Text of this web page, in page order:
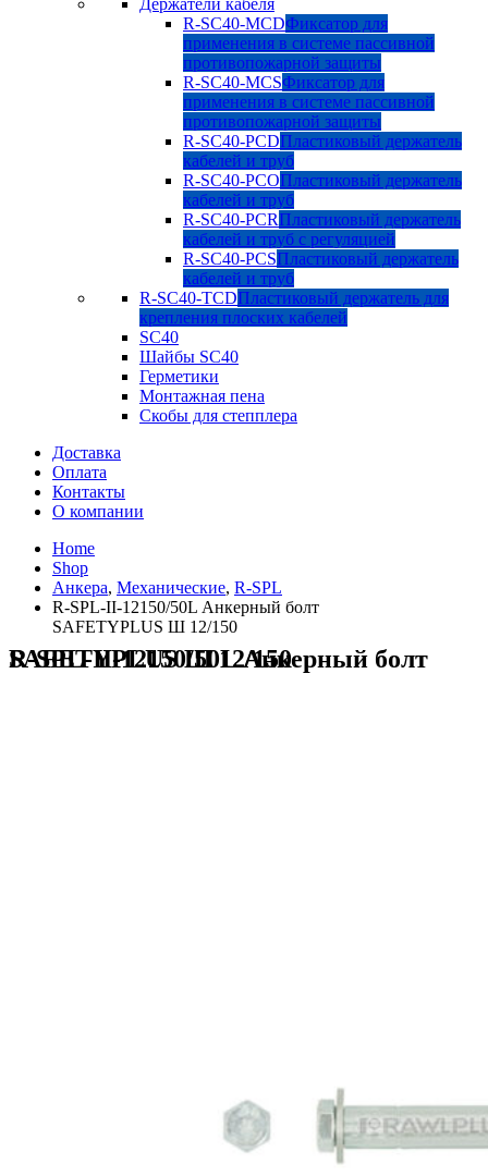
Держатели кабеля
R-SC40-MCDФиксатор для
применения в системе пассивной
противопожарной защиты
R-SC40-MCSФиксатор для
применения в системе пассивной
противопожарной защиты
R-SC40-PCDПластиковый держатель
кабелей и труб
R-SC40-PCOПластиковый держатель
кабелей и труб
R-SC40-PCRПластиковый держатель
кабелей и труб с регуляцией
R-SC40-PCSПластиковый держатель
кабелей и труб
R-SC40-TCDПластиковый держатель для
крепления плоских кабелей
SC40
Шайбы SC40
Герметики
Монтажная пена
Скобы для степплера
Доставка
Оплата
Контакты
О компании
Home
Shop
Анкера, Механические, R-SPL
R-SPL-II-12150/50L Анкерный болт
SAFETYPLUS Ш 12/150
R-SPL-II-12150/50L Анкерный болт SAFETYPLUS Ш 12/150